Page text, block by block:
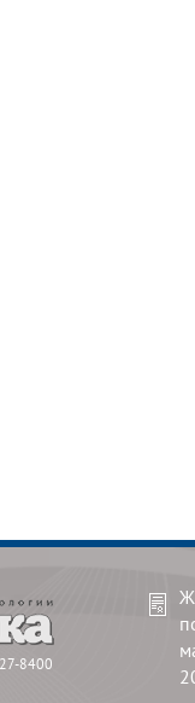
8400